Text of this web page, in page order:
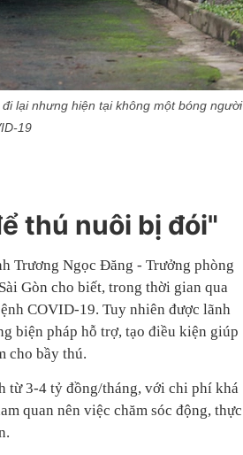
lại nhưng hiện tại không một bóng người
19
thú nuôi bị đói"
Trương Ngọc Đăng - Trưởng phòng
Gòn cho biết, trong thời gian qua
COVID-19. Tuy nhiên được lãnh
biện pháp hỗ trợ, tạo điều kiện giúp
cho bầy thú.
từ 3-4 tỷ đồng/tháng, với chi phí khá
quan nên việc chăm sóc động, thực